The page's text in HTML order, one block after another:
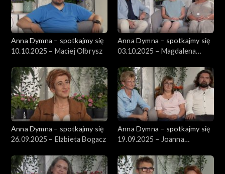
Anna Dymna – spotkajmy się
10.10.2025 – Maciej Olbrysz
Anna Dymna – spotkajmy się
03.10.2025 – Magdalena
Anna Dymna – spotkajmy się
26.09.2025 – Elżbieta Bogacz
Anna Dymna – spotkajmy się
19.09.2025 – Joanna